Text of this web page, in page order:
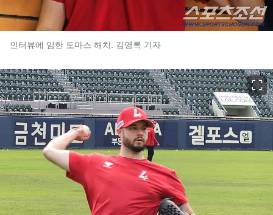
인터뷰에 임한 토마스 해치. 김영록 기자